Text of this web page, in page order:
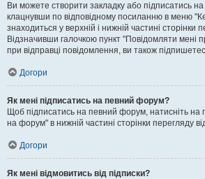
Ви можете створити закладку або підписатись
клацнувши по відповідному посиланню в меню
знаходиться у верхній і нижній частині сторінки
Відзначивши галочкою пункт "Повідомляти мені
при відправці повідомлення, ви також
Догори
Як мені підписатись на певний форум?
Щоб підписатись на певний форум, натисніть на
на форум" в нижній частині сторінки перегляду
Догори
Як мені відмовитись від підписки?